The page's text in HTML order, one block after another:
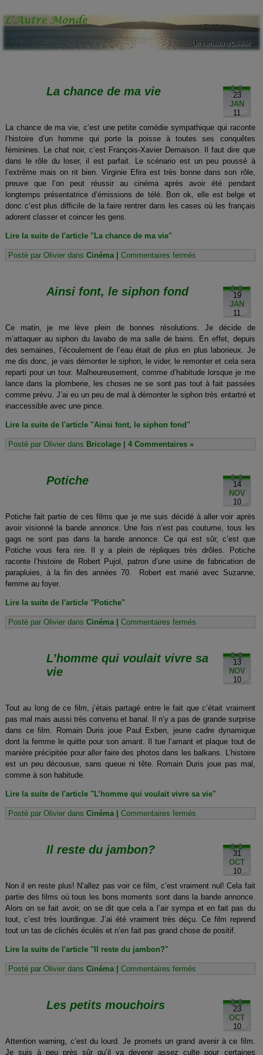
23
JAN
11
La chance de ma vie
La chance de ma vie, c’est une petite comédie sympathique qui raconte
l’histoire d’un homme qui porte la poisse à toutes ses conquêtes
féminines. Le chat noir, c’est François-Xavier Demaison. Il faut dire que
dans le rôle du loser, il est parfait. Le scénario est un peu poussé à
l’extrême mais on rit bien. Virginie Efira est très bonne dans son rôle,
preuve que l’on peut réussir au cinéma après avoir été pendant
longtemps présentatrice d’émissions de télé. Bon ok, elle est belge et
donc c’est plus difficile de la faire rentrer dans les cases où les français
adorent classer et coincer les gens.
Lire la suite de l'article "La chance de ma vie"
Posté par Olivier dans Cinéma Commentaires ferméssur
La
19
JAN
11
Ainsi font, le siphon fond
Ce matin, je me lève plein de bonnes résolutions. Je décide de
m’attaquer au siphon du lavabo de ma salle de bains. En effet, depuis
des semaines, l’écoulement de l’eau était de plus en plus laborieux. Je
me dis donc, je vais démonter le siphon, le vider, le remonter et cela sera
reparti pour un tour. Malheureusement, comme d’habitude lorsque je me
lance dans la plomberie, les choses ne se sont pas tout à fait passées
comme prévu. J’ai eu un peu de mal à démonter le siphon très entartré et
inaccessible avec une pince.
Lire la suite de l'article "Ainsi font, le siphon fond"
Posté par Olivier dans Bricolage 4 Commentaires »
14
NOV
10
Potiche
Potiche fait partie de ces films que je me suis décidé à aller voir après
avoir visionné la bande annonce. Une fois n’est pas coutume, tous les
gags ne sont pas dans la bande annonce. Ce qui est sûr, c’est que
Potiche vous fera rire. Il y a plein de répliques très drôles. Potiche
raconte l’histoire de Robert Pujol, patron d’une usine de fabrication de
parapluies, à la fin des années 70. Robert est marié avec Suzanne,
femme au foyer.
Lire la suite de l'article "Potiche"
Posté par Olivier dans Cinéma Commentaires ferméssur
Potiche
13
NOV
10
L’homme qui voulait vivre sa
vie
Tout au long de ce film, j’étais partagé entre le fait que c’était vraiment
pas mal mais aussi très convenu et banal. Il n’y a pas de grande surprise
dans ce film. Romain Duris joue Paul Exben, jeune cadre dynamique
dont la femme le quitte pour son amant. Il tue l’amant et plaque tout de
manière précipitée pour aller faire des photos dans les balkans. L’histoire
est un peu décousue, sans queue ni tête. Romain Duris joue pas mal,
comme à son habitude.
Lire la suite de l'article "L’homme qui voulait vivre sa vie"
Posté par Olivier dans Cinéma Commentaires ferméssur
L’homme
31
OCT
10
Il reste du jambon?
Non il en reste plus! N’allez pas voir ce film, c’est vraiment nul! Cela fait
partie des films où tous les bons moments sont dans la bande annonce.
Alors on se fait avoir, on se dit que cela a l’air sympa et en fait pas du
tout, c’est très lourdingue. J’ai été vraiment très déçu. Ce film reprend
tout un tas de clichés éculés et n’en fait pas grand chose de positif.
Lire la suite de l'article "Il reste du jambon?"
Posté par Olivier dans Cinéma Commentaires ferméssur
Il
jambon?
23
OCT
10
Les petits mouchoirs
Attention warning, c’est du lourd. Je promets un grand avenir à ce film.
Je suis à peu près sûr qu’il va devenir assez culte pour certaines